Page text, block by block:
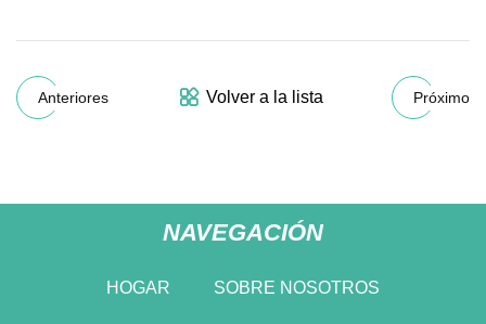
Anteriores Volver a la lista Próximo
NAVEGACIÓN
HOGAR SOBRE NOSOTROS